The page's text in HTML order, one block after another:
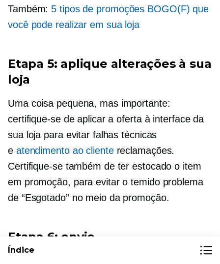
Também: 5 tipos de promoções BOGO(F) que
você pode realizar em sua loja
Etapa 5: aplique alterações à sua
loja
Uma coisa pequena, mas importante:
certifique-se de aplicar a oferta à interface da
sua loja para evitar falhas técnicas
e atendimento ao clientereclamações.
Certifique-se também de ter estocado o item
em promoção, para evitar o temido problema
de “Esgotado” no meio da promoção.
Etapa 6: envie
Índice